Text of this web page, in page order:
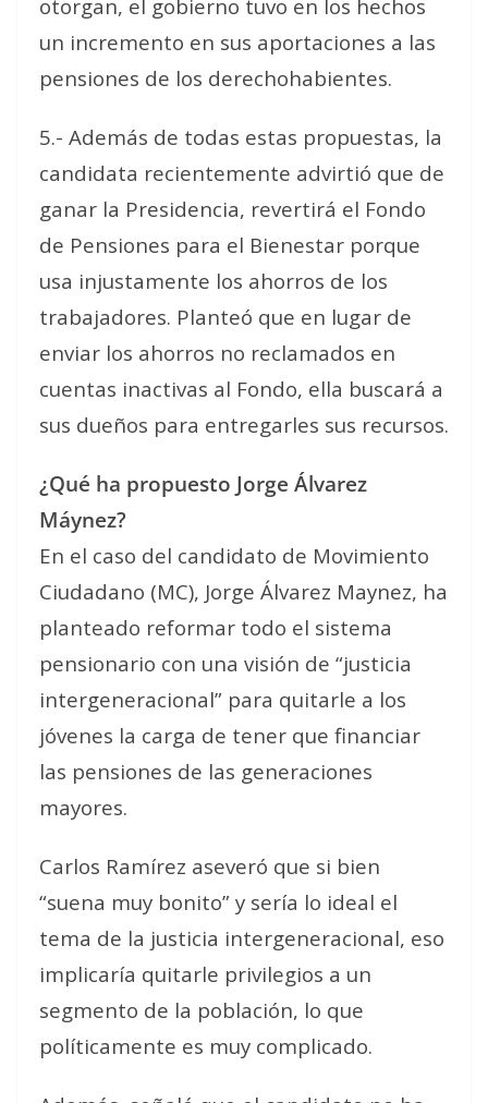
otorgan, el gobierno tuvo en los hechos
un incremento en sus aportaciones a las
pensiones de los derechohabientes.
5.- Además de todas estas propuestas, la
candidata recientemente advirtió que de
ganar la Presidencia, revertirá el Fondo
de Pensiones para el Bienestar porque
usa injustamente los ahorros de los
trabajadores. Planteó que en lugar de
enviar los ahorros no reclamados en
cuentas inactivas al Fondo, ella buscará a
sus dueños para entregarles sus recursos.
¿Qué ha propuesto Jorge Álvarez
Máynez?
En el caso del candidato de Movimiento
Ciudadano (MC), Jorge Álvarez Maynez, ha
planteado reformar todo el sistema
pensionario con una visión de “justicia
intergeneracional” para quitarle a los
jóvenes la carga de tener que financiar
las pensiones de las generaciones
mayores.
Carlos Ramírez aseveró que si bien
“suena muy bonito” y sería lo ideal el
tema de la justicia intergeneracional, eso
implicaría quitarle privilegios a un
segmento de la población, lo que
políticamente es muy complicado.